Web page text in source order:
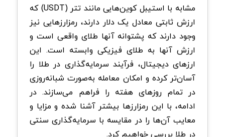
مشابه با استیبل کوین‌هایی مانند تتر (USDT) که
ارزش ثابتی معادل یک دلار دارند، رمزارزهایی نیز
وجود دارند که پشتوانه آنها طلای واقعی است و
ارزش آنها به طلای فیزیکی وابسته است. این
ارزهای دیجیتال، فرآیند سرمایه‌گذاری در طلا را
آسان‌تر کرده و امکان معامله به‌صورت شبانه‌روزی
در تمام روزهای هفته را فراهم می‌سازند. در
ادامه، با این رمزارزها بیشتر آشنا شده و مزایا و
معایب آن‌ها را در مقایسه با سرمایه‌گذاری سنتی
در طلا بررسی خواهیم کرد.